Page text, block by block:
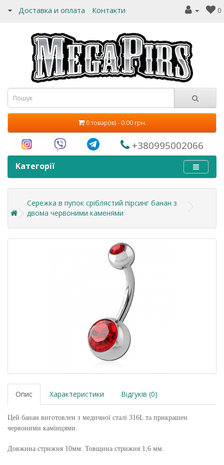
Доставка и оплата Контакти 0
0 товар(ів) - 0.00 грн.
+380995002066
Категорії
Сережка в пупок сріблястий пірсинг банан з
двома червоними каменями
Опис Характеристики Відгуків (0)
Цей банан виготовлен з медичної сталі 316L та прикрашен
червоними камінцями.
Довжина стрижня 10мм. Товщина стрижня 1,6 мм.